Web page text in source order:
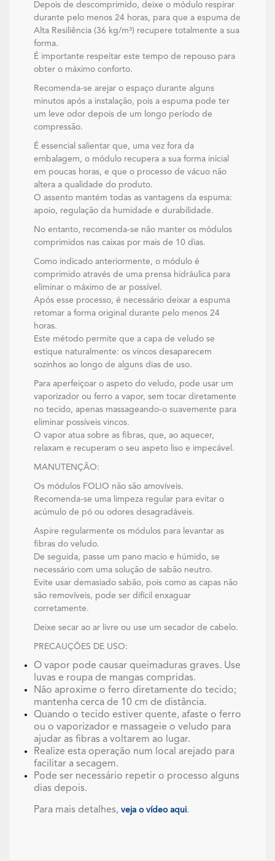
Depois de descomprimido, deixe o módulo respirar
durante pelo menos 24 horas, para que a espuma de
Alta Resiliência (36 kg/m³) recupere totalmente a sua
forma.
É importante respeitar este tempo de repouso para
obter o máximo conforto.
Recomenda-se arejar o espaço durante alguns
minutos após a instalação, pois a espuma pode ter
um leve odor depois de um longo período de
compressão.
É essencial salientar que, uma vez fora da
embalagem, o módulo recupera a sua forma inicial
em poucas horas, e que o processo de vácuo não
altera a qualidade do produto.
O assento mantém todas as vantagens da espuma:
apoio, regulação da humidade e durabilidade.
No entanto, recomenda-se não manter os módulos
comprimidos nas caixas por mais de 10 dias.
Como indicado anteriormente, o módulo é
comprimido através de uma prensa hidráulica para
eliminar o máximo de ar possível.
Após esse processo, é necessário deixar a espuma
retomar a forma original durante pelo menos 24
horas.
Este método permite que a capa de veludo se
estique naturalmente: os vincos desaparecem
sozinhos ao longo de alguns dias de uso.
Para aperfeiçoar o aspeto do veludo, pode usar um
vaporizador ou ferro a vapor, sem tocar diretamente
no tecido, apenas massageando-o suavemente para
eliminar possíveis vincos.
O vapor atua sobre as fibras, que, ao aquecer,
relaxam e recuperam o seu aspeto liso e impecável.
MANUTENÇÃO:
Os módulos FOLIO não são amovíveis.
Recomenda-se uma limpeza regular para evitar o
acúmulo de pó ou odores desagradáveis.
Aspire regularmente os módulos para levantar as
fibras do veludo.
De seguida, passe um pano macio e húmido, se
necessário com uma solução de sabão neutro.
Evite usar demasiado sabão, pois como as capas não
são removíveis, pode ser difícil enxaguar
corretamente.
Deixe secar ao ar livre ou use um secador de cabelo.
PRECAUÇÕES DE USO:
O vapor pode causar queimaduras graves. Use
luvas e roupa de mangas compridas.
Não aproxime o ferro diretamente do tecido;
mantenha cerca de 10 cm de distância.
Quando o tecido estiver quente, afaste o ferro
ou o vaporizador e massageie o veludo para
ajudar as fibras a voltarem ao lugar.
Realize esta operação num local arejado para
facilitar a secagem.
Pode ser necessário repetir o processo alguns
dias depois.
Para mais detalhes, veja o vídeo aqui.